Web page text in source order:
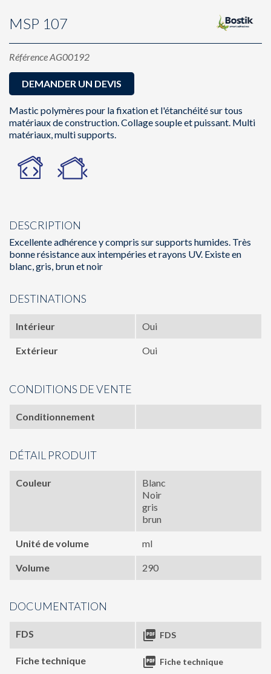
MSP 107
RéférenceAG00192
DEMANDER UN DEVIS
Mastic polymères pour la fixation et l'étanchéité sur tous
matériaux de construction. Collage souple et puissant. Multi
matériaux, multi supports.
DESCRIPTION
Excellente adhérence y compris sur supports humides. Très
bonne résistance aux intempéries et rayons UV. Existe en
blanc, gris, brun et noir
DESTINATIONS
Intérieur Oui
Extérieur Oui
CONDITIONS DE VENTE
Conditionnement
DÉTAIL PRODUIT
Couleur
Blanc
Noir
gris
brun
Unité de volume ml
Volume 290
DOCUMENTATION
FDS  FDS
Fiche technique  Fiche technique